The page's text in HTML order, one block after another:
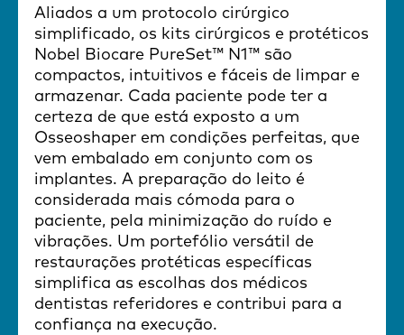
Aliados a um protocolo cirúrgico
simplificado, os kits cirúrgicos e protéticos
Nobel Biocare PureSet™ N1™ são
compactos, intuitivos e fáceis de limpar e
armazenar. Cada paciente pode ter a
certeza de que está exposto a um
Osseoshaper em condições perfeitas, que
vem embalado em conjunto com os
implantes. A preparação do leito é
considerada mais cómoda para o
paciente, pela minimização do ruído e
vibrações. Um portefólio versátil de
restaurações protéticas específicas
simplifica as escolhas dos médicos
dentistas referidores e contribui para a
confiança na execução.